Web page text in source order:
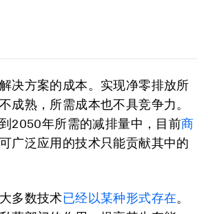
决方案的成本。 实现净零排放所
成熟，所需成本也不具竞争力。
2050年所需的减排量中，目前商
广泛应用的技术只能贡献其中的
多数技术已经以某种形式存在。